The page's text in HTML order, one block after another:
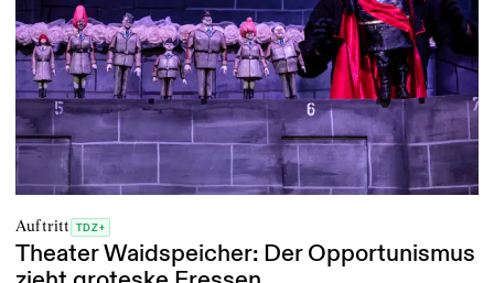
Auftritt TDZ+
Theater Waidspeicher: Der Opportunismus